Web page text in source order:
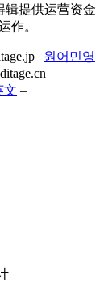
辑提供运营资金
作。
| 원어민영
文 –